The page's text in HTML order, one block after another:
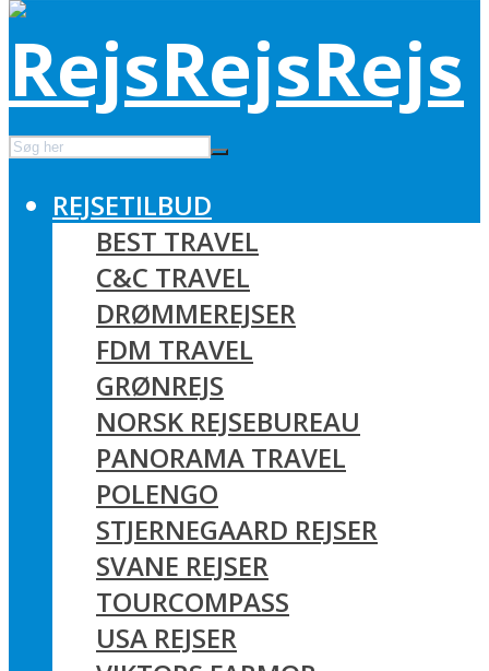
REJSETILBUD
BEST TRAVEL
C&C TRAVEL
DRØMMEREJSER
FDM TRAVEL
GRØNREJS
NORSK REJSEBUREAU
PANORAMA TRAVEL
POLENGO
STJERNEGAARD REJSER
SVANE REJSER
TOURCOMPASS
USA REJSER